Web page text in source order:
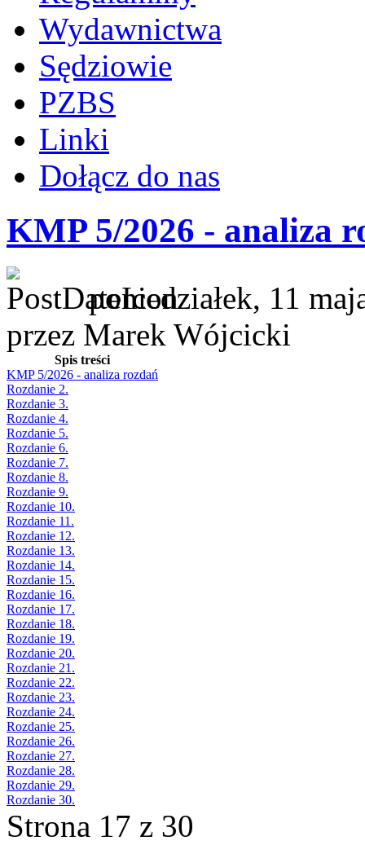
Wydawnictwa
Sędziowie
PZBS
Linki
Dołącz do nas
KMP 5/2026 - analiza
poniedziałek, 11
przez Marek Wójcicki
Spis treści
KMP 5/2026 - analiza rozdań
Rozdanie 2.
Rozdanie 3.
Rozdanie 4.
Rozdanie 5.
Rozdanie 6.
Rozdanie 7.
Rozdanie 8.
Rozdanie 9.
Rozdanie 10.
Rozdanie 11.
Rozdanie 12.
Rozdanie 13.
Rozdanie 14.
Rozdanie 15.
Rozdanie 16.
Rozdanie 17.
Rozdanie 18.
Rozdanie 19.
Rozdanie 20.
Rozdanie 21.
Rozdanie 22.
Rozdanie 23.
Rozdanie 24.
Rozdanie 25.
Rozdanie 26.
Rozdanie 27.
Rozdanie 28.
Rozdanie 29.
Rozdanie 30.
Strona 17 z 30